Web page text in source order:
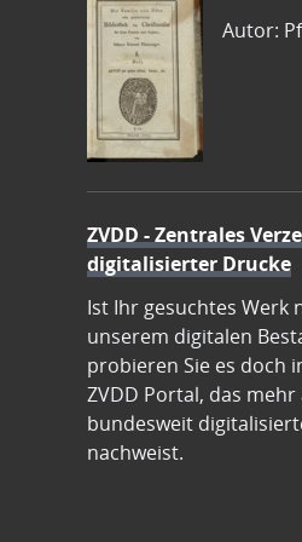
Autor:
ZVDD - Zentrales
digitalisierter Drucke
Ist Ihr gesuchtes Werk
unserem digitalen
probieren Sie es doch
ZVDD Portal, das mehr
bundesweit
nachweist.